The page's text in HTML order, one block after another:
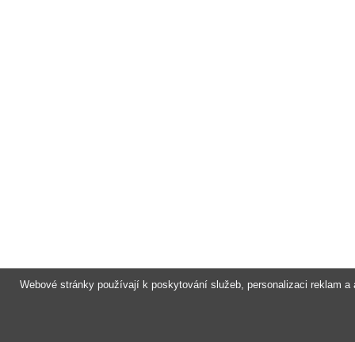
Webové stránky používají k poskytování služeb, personalizaci reklam